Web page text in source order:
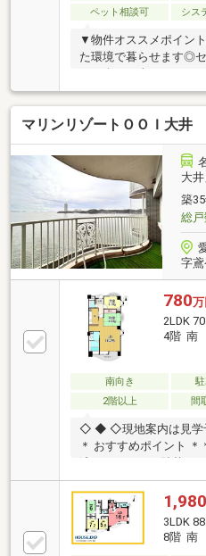
談もお気軽にどうぞ
ペット相談可
シス
▼物件オススメポイン
た環境で暮らせます◎
歩圏◎ペット飼育可（
分ずつの自動引き落と
小学校まで徒歩１３分◎
◎スーパーＹＡＮＡＧ
〓お気軽にお問合せく
まとめてみたい」にも
機関も多数ございます
うぞ！◇リフォーム相
何でもご相談ください
マリンリゾートＯＯＩ大井
大
築
総
字
780万
2LDK
4階 南
南向き
2階以上
間
◇ ◆ ◇現地案内は見学
＊ おすすめポイント ＊
済！！（クロス貼替、
え、フローリング上貼
ビュー♪・角部屋☆・駐
＊＊＊＊＊＊＊＊＊
ションーー・みさき小
学校（徒歩約156分）ー
1,980
3LDK
8階 南